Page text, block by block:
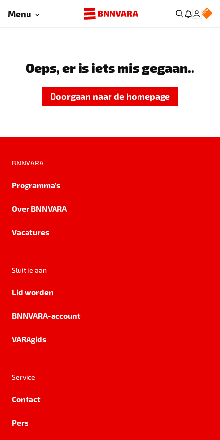
Menu
Oeps, er is iets mis gegaan..
Doorgaan naar de homepage
BNNVARA
Programma's
Over BNNVARA
Vacatures
Sluit je aan
Lid worden
BNNVARA-account
VARAgids
Service
Contact
Pers